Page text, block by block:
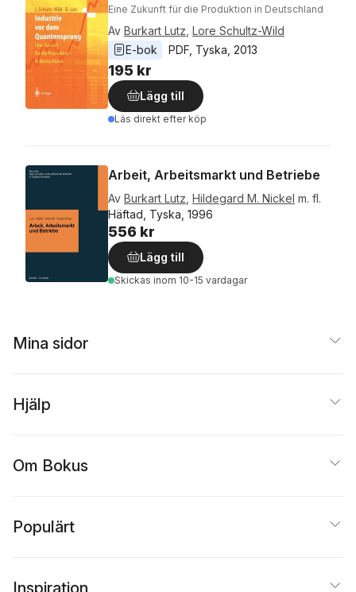
Eine Zukunft für die Produktion in Deutschland
Av Burkart Lutz Lore Schultz-Wild
E-bok
PDF Tyska 2013
195 kr
Lägg till
Läs direkt efter köp
Arbeit, Arbeitsmarkt und Betriebe
Av Burkart Lutz Hildegard M. Nickel m. fl.
Häftad, Tyska, 1996
556 kr
Lägg till
Skickas inom 10-15 vardagar
Mina sidor
Hjälp
Om Bokus
Populärt
Inspiration